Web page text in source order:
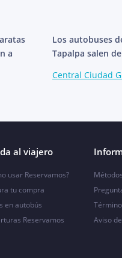
a
Los autobuses
Tapalpa salen
Central Ciudad
al viajero
usar Reservamos?
tu compra
en autobús
Reservamos
Aviso